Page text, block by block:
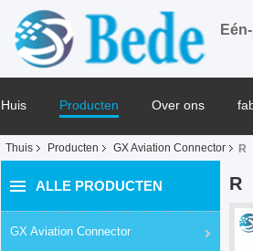
Huis Producten Over ons
Blog
Thuis Producten GX Aviation Connector R
ALLE PRODUCTEN
GX Aviation Connector
R